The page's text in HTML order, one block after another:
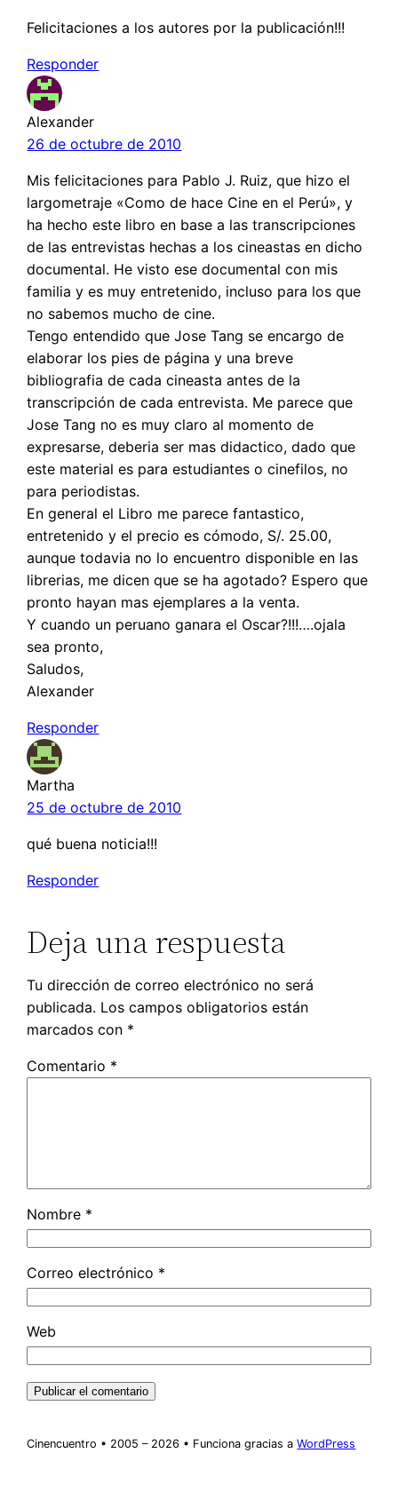
Felicitaciones a los autores por la publicación!!!
Responder
Alexander
26 de octubre de 2010
Mis felicitaciones para Pablo J. Ruiz, que hizo el
largometraje «Como de hace Cine en el Perú», y
ha hecho este libro en base a las transcripciones
de las entrevistas hechas a los cineastas en dicho
documental. He visto ese documental con mis
familia y es muy entretenido, incluso para los que
no sabemos mucho de cine.
Tengo entendido que Jose Tang se encargo de
elaborar los pies de página y una breve
bibliografia de cada cineasta antes de la
transcripción de cada entrevista. Me parece que
Jose Tang no es muy claro al momento de
expresarse, deberia ser mas didactico, dado que
este material es para estudiantes o cinefilos, no
para periodistas.
En general el Libro me parece fantastico,
entretenido y el precio es cómodo, S/. 25.00,
aunque todavia no lo encuentro disponible en las
librerias, me dicen que se ha agotado? Espero que
pronto hayan mas ejemplares a la venta.
Y cuando un peruano ganara el Oscar?!!!….ojala
sea pronto,
Saludos,
Alexander
Responder
Martha
25 de octubre de 2010
qué buena noticia!!!
Responder
Deja una respuesta
Tu dirección de correo electrónico no será
publicada. Los campos obligatorios están
marcados con *
Comentario *
Nombre *
Correo electrónico *
Web
Cinencuentro • 2005 – 2026 • Funciona gracias aWordPress